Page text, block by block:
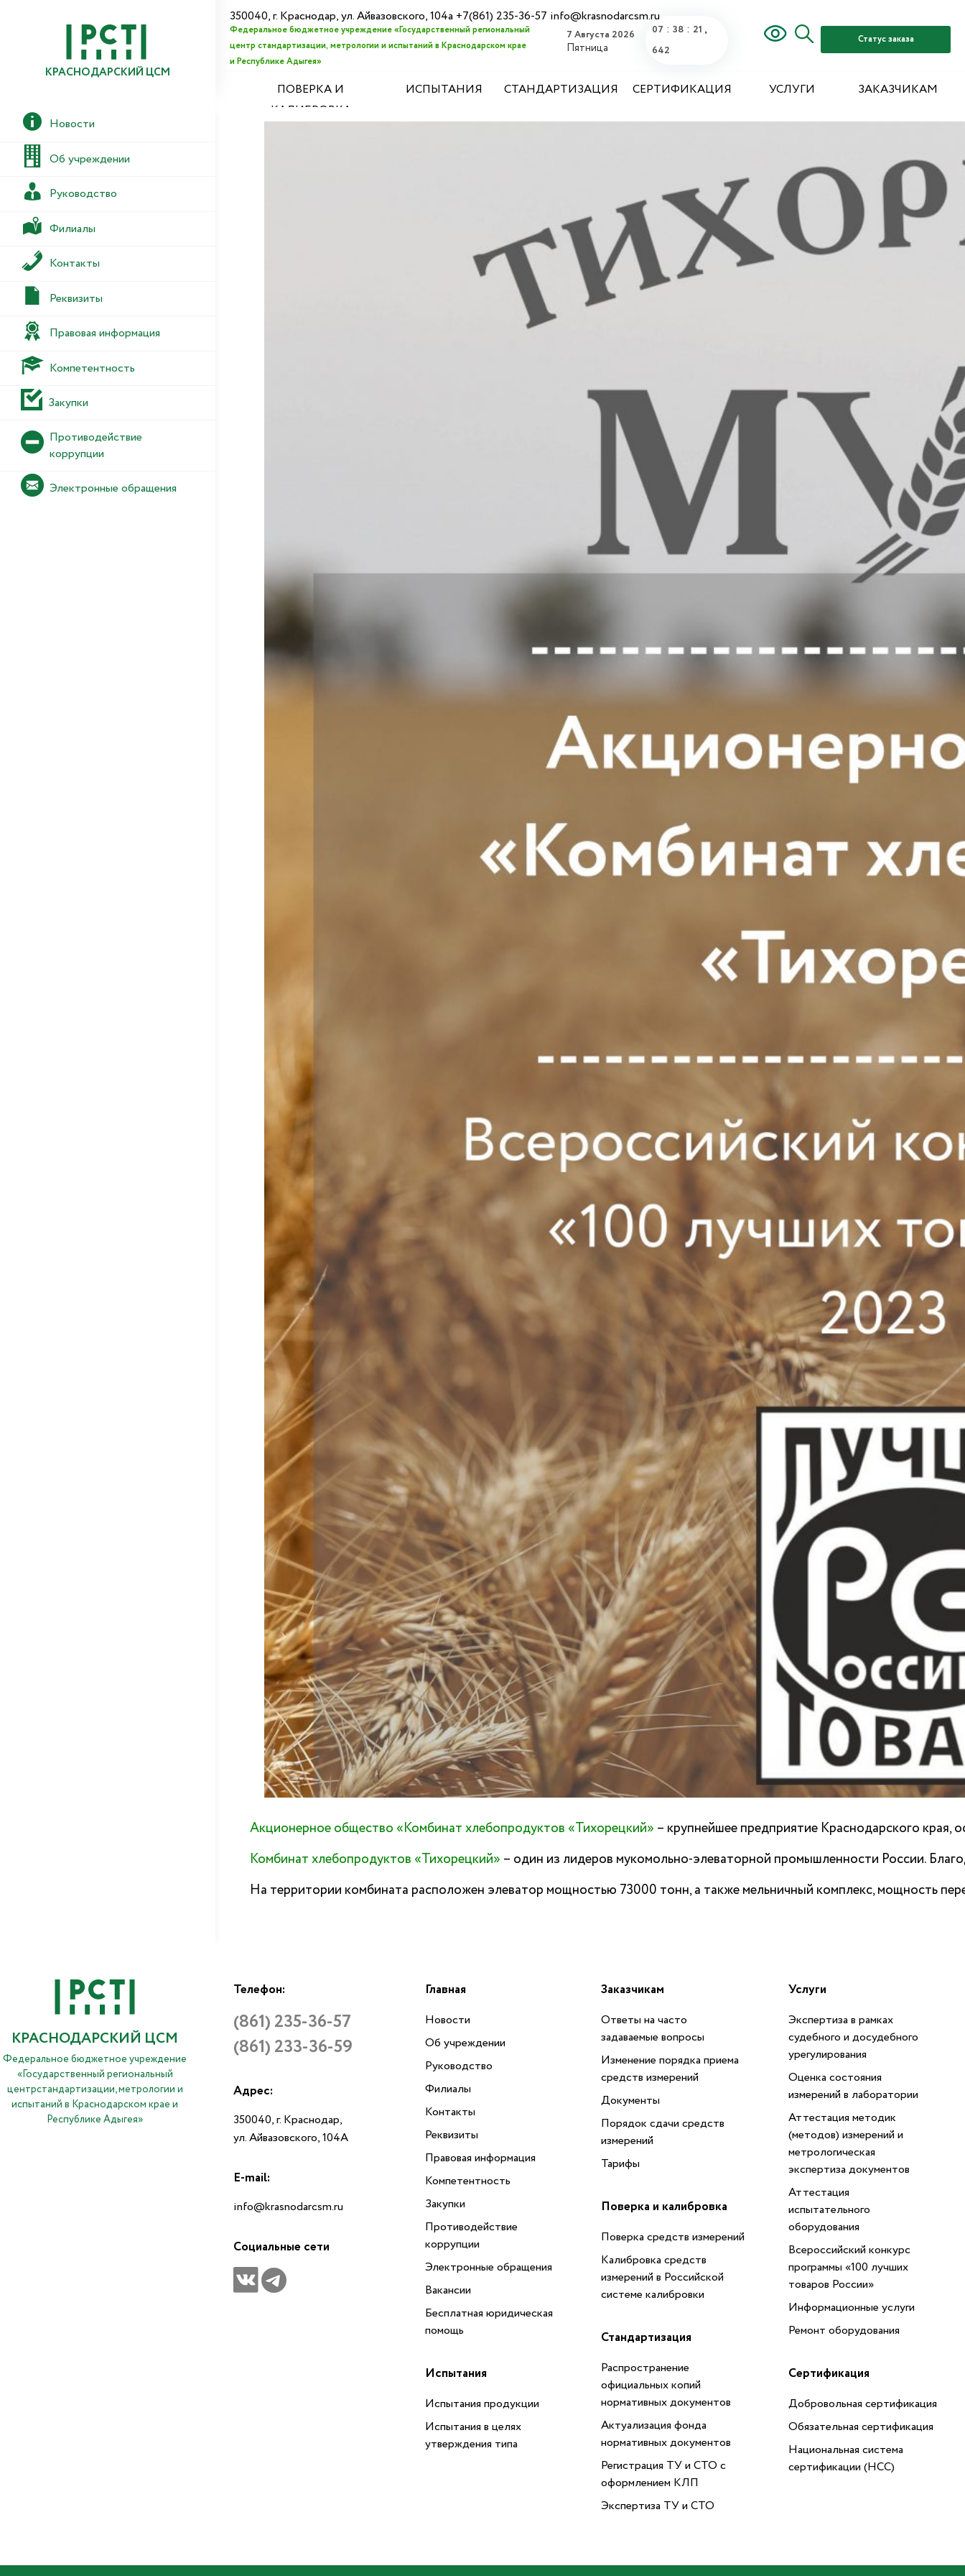
КРАСНОДАРСКИЙ ЦСМ
Федеральное бюджетное учреждение «Государственный региональный
центр стандартизации, метрологии и испытаний в Краснодарском крае
и Республике Адыгея»
350040, г. Краснодар, ул. Айвазовского, 104а +7(861) 235-36-57 info@krasnodarcsm.ru
7 Августа 2026
Пятница
, Статус заказа
ПОВЕРКА И
КАЛИБРОВКА
ИСПЫТАНИЯ СТАНДАРТИЗАЦИЯ СЕРТИФИКАЦИЯ УСЛУГИ ЗАКАЗЧИКАМ
Новости
Об учреждении
Руководство
Филиалы
Контакты
Реквизиты
Правовая информация
Компетентность
Закупки
Противодействие
коррупции
Электронные обращения
Акционерное общество «Комбинат хлебопродуктов «Тихорецкий» – крупнейшее предприятие Краснодарского края,
Комбинат хлебопродуктов «Тихорецкий» – один из лидеров мукомольно-элеваторной промышленности России.
На территории комбината расположен элеватор мощностью 73000 тонн, а также мельничный комплекс, мощность
КРАСНОДАРСКИЙ ЦСМ
Федеральное бюджетное учреждение
«Государственный региональный
центрстандартизации, метрологии и
испытаний в Краснодарском крае и
Республике Адыгея»
Телефон:
(861) 235-36-57
(861) 233-36-59
Адрес:
350040, г. Краснодар,
ул. Айвазовского, 104А
E-mail:
info@krasnodarcsm.ru
Социальные сети
Главная
Новости
Об учреждении
Руководство
Филиалы
Контакты
Реквизиты
Правовая информация
Компетентность
Закупки
Противодействие
коррупции
Электронные обращения
Вакансии
Бесплатная юридическая
помощь
Испытания
Испытания продукции
Испытания в целях
утверждения типа
Заказчикам
Ответы на часто
задаваемые вопросы
Изменение порядка приема
средств измерений
Документы
Порядок сдачи средств
измерений
Тарифы
Поверка и калибровка
Поверка средств измерений
Калибровка средств
измерений в Российской
системе калибровки
Стандартизация
Распространение
официальных копий
нормативных документов
Актуализация фонда
нормативных документов
Регистрация ТУ и СТО с
оформлением КЛП
Экспертиза ТУ и СТО
Услуги
Экспертиза в рамках
судебного и досудебного
урегулирования
Оценка состояния
измерений в лаборатории
Аттестация методик
(методов) измерений и
метрологическая
экспертиза документов
Аттестация
испытательного
оборудования
Всероссийский конкурс
программы «100 лучших
товаров России»
Информационные услуги
Ремонт оборудования
Сертификация
Добровольная сертификация
Обязательная сертификация
Национальная система
сертификации (НСС)